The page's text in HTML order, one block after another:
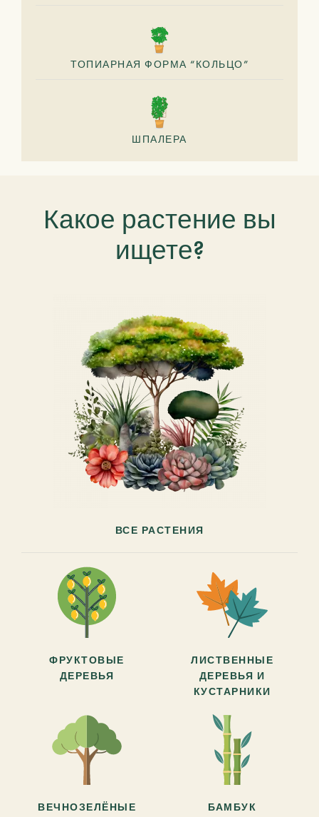
ТОПИАРНАЯ ФОРМА “КОЛЬЦО”
ШПАЛЕРА
Какое растение вы
ищете?
ВСЕ РАСТЕНИЯ
ФРУКТОВЫЕ
ДЕРЕВЬЯ
ЛИСТВЕННЫЕ
ДЕРЕВЬЯ И
КУСТАРНИКИ
ВЕЧНОЗЕЛЁНЫЕ
БАМБУК